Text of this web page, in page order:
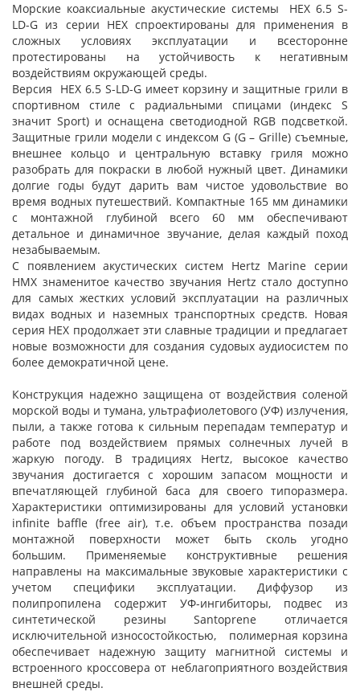
Морские коаксиальные акустические системы HEX 6.5 S-
LD-G из серии HEX спроектированы для применения в
сложных условиях эксплуатации и всесторонне
протестированы на устойчивость к негативным
воздействиям окружающей среды.
Версия HEX 6.5 S-LD-G имеет корзину и защитные грили в
спортивном стиле с радиальными спицами (индекс S
значит Sport) и оснащена светодиодной RGB подсветкой.
Защитные грили модели с индексом G (G – Grille) съемные,
внешнее кольцо и центральную вставку гриля можно
разобрать для покраски в любой нужный цвет. Динамики
долгие годы будут дарить вам чистое удовольствие во
время водных путешествий. Компактные 165 мм динамики
с монтажной глубиной всего 60 мм обеспечивают
детальное и динамичное звучание, делая каждый поход
незабываемым.
С появлением акустических систем Hertz Marine серии
HMX знаменитое качество звучания Hertz стало доступно
для самых жестких условий эксплуатации на различных
видах водных и наземных транспортных средств. Новая
серия HEX продолжает эти славные традиции и предлагает
новые возможности для создания судовых аудиосистем по
более демократичной цене.
Конструкция надежно защищена от воздействия соленой
морской воды и тумана, ультрафиолетового (УФ) излучения,
пыли, а также готова к сильным перепадам температур и
работе под воздействием прямых солнечных лучей в
жаркую погоду. В традициях Hertz, высокое качество
звучания достигается с хорошим запасом мощности и
впечатляющей глубиной баса для своего типоразмера.
Характеристики оптимизированы для условий установки
infinite baffle (free air), т.е. объем пространства позади
монтажной поверхности может быть сколь угодно
большим. Применяемые конструктивные решения
направлены на максимальные звуковые характеристики с
учетом специфики эксплуатации. Диффузор из
полипропилена содержит УФ-ингибиторы, подвес из
синтетической резины Santoprene отличается
исключительной износостойкостью, полимерная корзина
обеспечивает надежную защиту магнитной системы и
встроенного кроссовера от неблагоприятного воздействия
внешней среды.